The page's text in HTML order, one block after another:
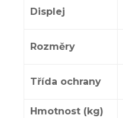
Displej
Rozměry
Třída ochrany
Hmotnost (kg)